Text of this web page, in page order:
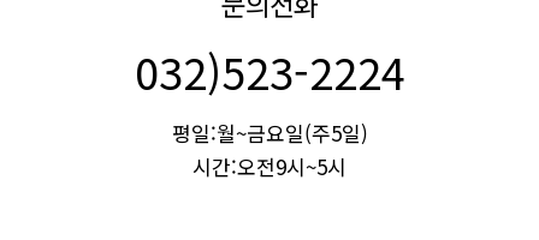
032)523-2224
평일:월~금요일(주5일)
시간:오전9시~5시